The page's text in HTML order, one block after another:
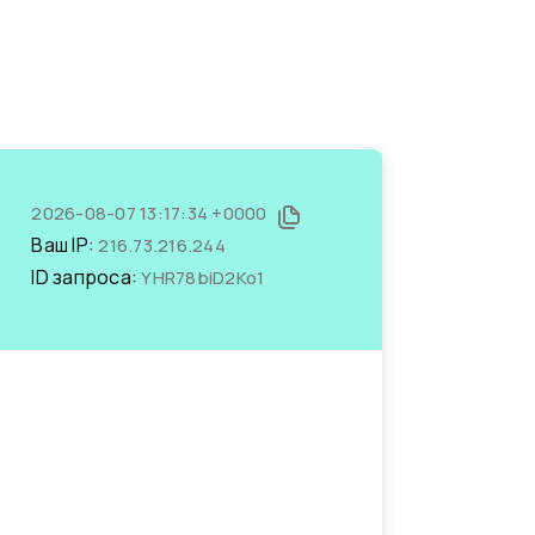
2026-08-07 13:17:34 +0000
Ваш IP:216.73.216.244
ID запроса:YHR78biD2Ko1